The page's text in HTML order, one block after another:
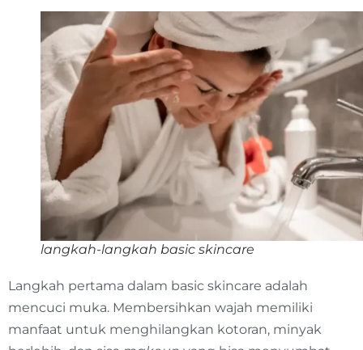
langkah-langkah basic skincare
Langkah pertama dalam basic skincare adalah
mencuci muka. Membersihkan wajah memiliki
manfaat untuk menghilangkan kotoran, minyak